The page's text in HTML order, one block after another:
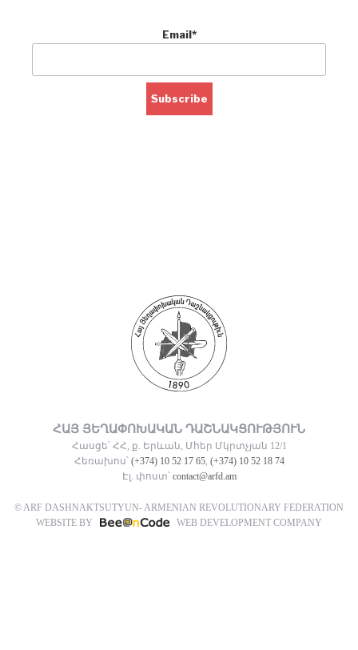
Email*
ՀԱՅ ՅԵՂԱՓՈԽԱԿԱՆ ԴԱՇՆԱԿՑՈՒԹՅՈՒՆ
Հասցե՝ ՀՀ, ք. Երևան, Մհեր Մկրտչյան 12/1
Հեռախոս՝ (+374) 10 52 17 65, (+374) 10 52 18 74
Էլ. փոստ՝ contact@arfd.am
© ARF DASHNAKTSUTYUN- ARMENIAN REVOLUTIONARY FEDERATION
WEBSITE BY
WEB DEVELOPMENT COMPANY